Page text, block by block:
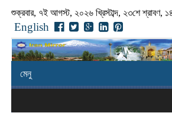
শুক্রবার, ৭ই আগস্ট, ২০২৬ খ্রিস্টাব্দ, ২৩শে শ্রাবণ,
English
মেনু